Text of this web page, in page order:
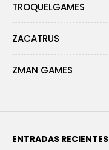
TROQUELGAMES
ZACATRUS
ZMAN GAMES
ENTRADAS RECIENTES